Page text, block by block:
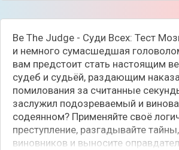
Be The Judge - Суди Всех: Тест
и немного сумасшедшая
вам предстоит стать настоящим
судеб и судьёй, раздающим
помилования за считанные
заслужил подозреваемый и
содеянном? Применяйте своё
преступление, разгадывайте
виновников и выносите